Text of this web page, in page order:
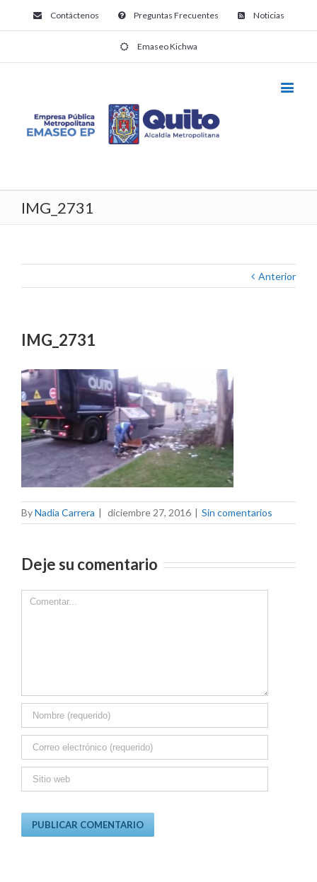
Contáctenos Preguntas Frecuentes Noticias
Emaseo Kichwa
IMG_2731
Anterior
IMG_2731
ByNadia Carrera | diciembre 27, 2016 | Sin comentarios
Deje su comentario
Comment